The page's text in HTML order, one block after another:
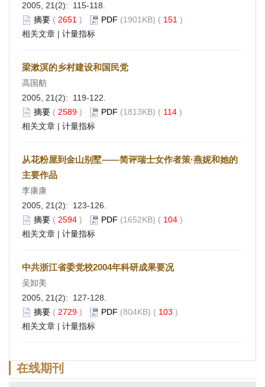
2005, 21(2): 115-118.
摘要 ( 2651 ) PDF (1901KB) ( 151 )
相关文章 | 计量指标
梁漱溟的乡村建设和国民党
高国舫
2005, 21(2): 119-122.
摘要 ( 2589 ) PDF (1813KB) ( 114 )
相关文章 | 计量指标
从花粉屋到金山别墅——简评瑞士女作者策·燕妮和她的
主要作品
李康康
2005, 21(2): 123-126.
摘要 ( 2594 ) PDF (1652KB) ( 104 )
相关文章 | 计量指标
中共浙江省委党校2004年科研成果要况
吴卸美
2005, 21(2): 127-128.
摘要 ( 2729 ) PDF (804KB) ( 103 )
相关文章 | 计量指标
在线期刊